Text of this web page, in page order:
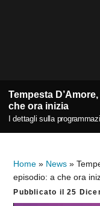
Tempesta
che ora inizia
I dettagli sulla
Home » News »
episodio: a che ora
Pubblicato il25